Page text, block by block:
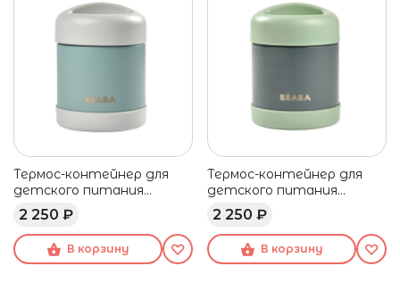
Термос-контейнер для
детского питания
BEABA 300 мл голубой
2 250 ₽
В корзину
Термос-контейнер для
детского питания
BEABA 300 мл зеленый/
серый
2 250 ₽
В корзину